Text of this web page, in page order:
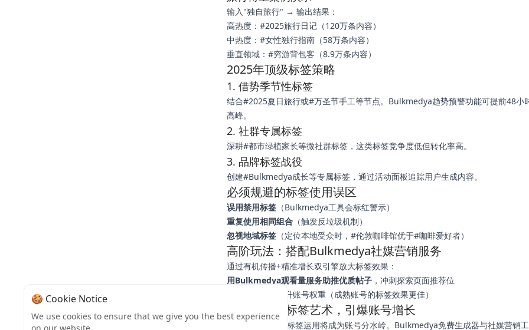
输入"独自旅行" → 输出结果：
高热度：#2025旅行日记（120万条内容）
中热度：#女性独行指南（58万条内容）
垂直领域：#穷游背包客（8.9万条内容）
2025年顶级标签策略
1. 借势季节性标签
结合#2025夏日旅行或#万圣节手工等节点。Bulkmedya趋势预警功能可提前48小
高峰。
2. 社群专属标签
深耕#都市绿植家长等微社群标签，这类标签竞争度低但转化率高。
3. 品牌标签战役
创建#Bulkmedya成长等专属标签，通过活动面板追踪用户生成内容。
必须规避的标签使用误区
误用禁用标签 （Bulkmedya工具会标红警示）
重复使用相同组合 （触发反垃圾机制）
忽视地域标签 （定位本地受众时，#伦敦咖啡馆优于#咖啡爱好者）
高阶玩法：搭配Bulkmedya社媒营销服务
通过有机传播+精准增长双引擎放大标签效果：
用Bulkmedya观看量服务助推优质帖子 ，冲刺探索页面推荐位
提升账号权重（成熟账号的标签效果更佳）
结语：掌握标签艺术，引爆账号增长
2025年，精明的标签运用将成为账号分水岭。Bulkmedya免费生成器与社媒营销
🍪 Cookie Notice
We use cookies to ensure that we give you the best experience